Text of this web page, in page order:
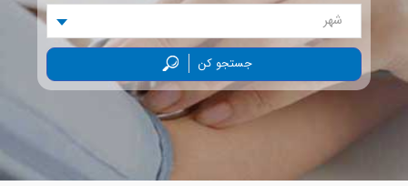
شهر
جستجو کن